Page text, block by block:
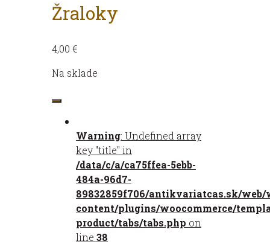
Žraloky
4,00 €
Na sklade
množstvo
Warning: Undefined array
key "title" in
/data/c/a/ca75ffea-5ebb-
484a-96d7-
89832859f706/antikvariatcas.sk/web/
content/plugins/woocommerce/
product/tabs/tabs.php on
line 38